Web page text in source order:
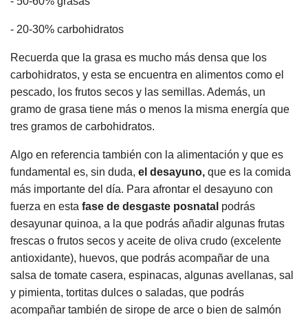
- 20-30% carbohidratos
Recuerda que la grasa es mucho más densa que los
carbohidratos, y esta se encuentra en alimentos como el
pescado, los frutos secos y las semillas. Además, un
gramo de grasa tiene más o menos la misma energía que
tres gramos de carbohidratos.
Algo en referencia también con la alimentación y que es
fundamental es, sin duda, el desayuno, que es la comida
más importante del día. Para afrontar el desayuno con
fuerza en esta fase de desgaste posnatal podrás
desayunar quinoa, a la que podrás añadir algunas frutas
frescas o frutos secos y aceite de oliva crudo (excelente
antioxidante), huevos, que podrás acompañar de una
salsa de tomate casera, espinacas, algunas avellanas, sal
y pimienta, tortitas dulces o saladas, que podrás
acompañar también de sirope de arce o bien de salmón